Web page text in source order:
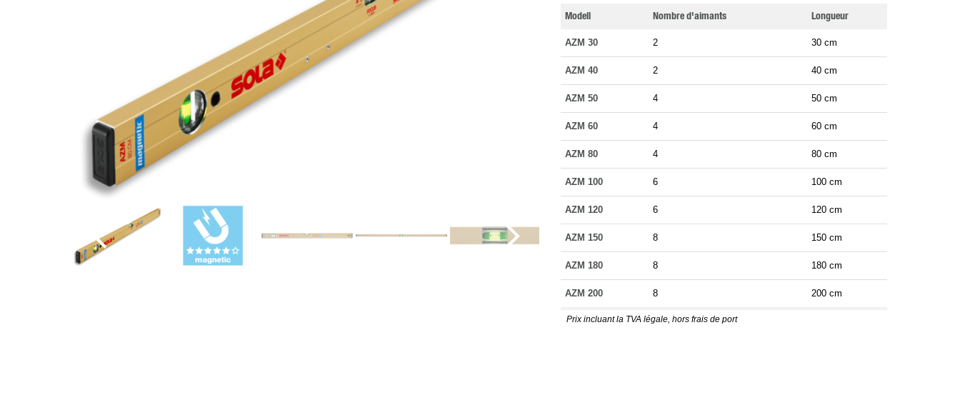
Modell Nombre d'aimants Longueur
AZM 30 2 30 cm
AZM 40 2 40 cm
AZM 50 4 50 cm
AZM 60 4 60 cm
AZM 80 4 80 cm
AZM 100 6 100 cm
AZM 120 6 120 cm
AZM 150 8 150 cm
AZM 180 8 180 cm
AZM 200 8 200 cm
Prix incluant la TVA légale, hors frais de port